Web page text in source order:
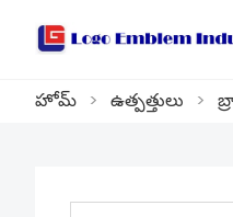
హోమ్ > ఉత్పత్తులు >